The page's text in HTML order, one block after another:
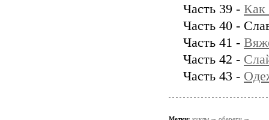
Часть 39 - Как
Часть 40 -
Часть 41 -
Часть 42 -
Часть 43 -